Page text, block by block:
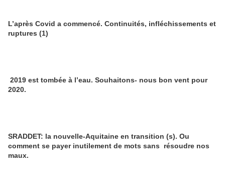
L’après Covid a commencé. Continuités, infléchissements et
ruptures (1)
2019 est tombée à l’eau. Souhaitons- nous bon vent pour
2020.
SRADDET: la nouvelle-Aquitaine en transition (s). Ou
comment se payer inutilement de mots sans résoudre nos
maux.